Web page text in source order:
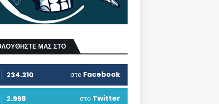
ΜΑΣ ΣΤΟ
234.210 στο Facebook
2.998 στο Twitter